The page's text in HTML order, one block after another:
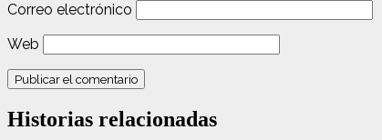
Correo electrónico
Web
Historias relacionadas